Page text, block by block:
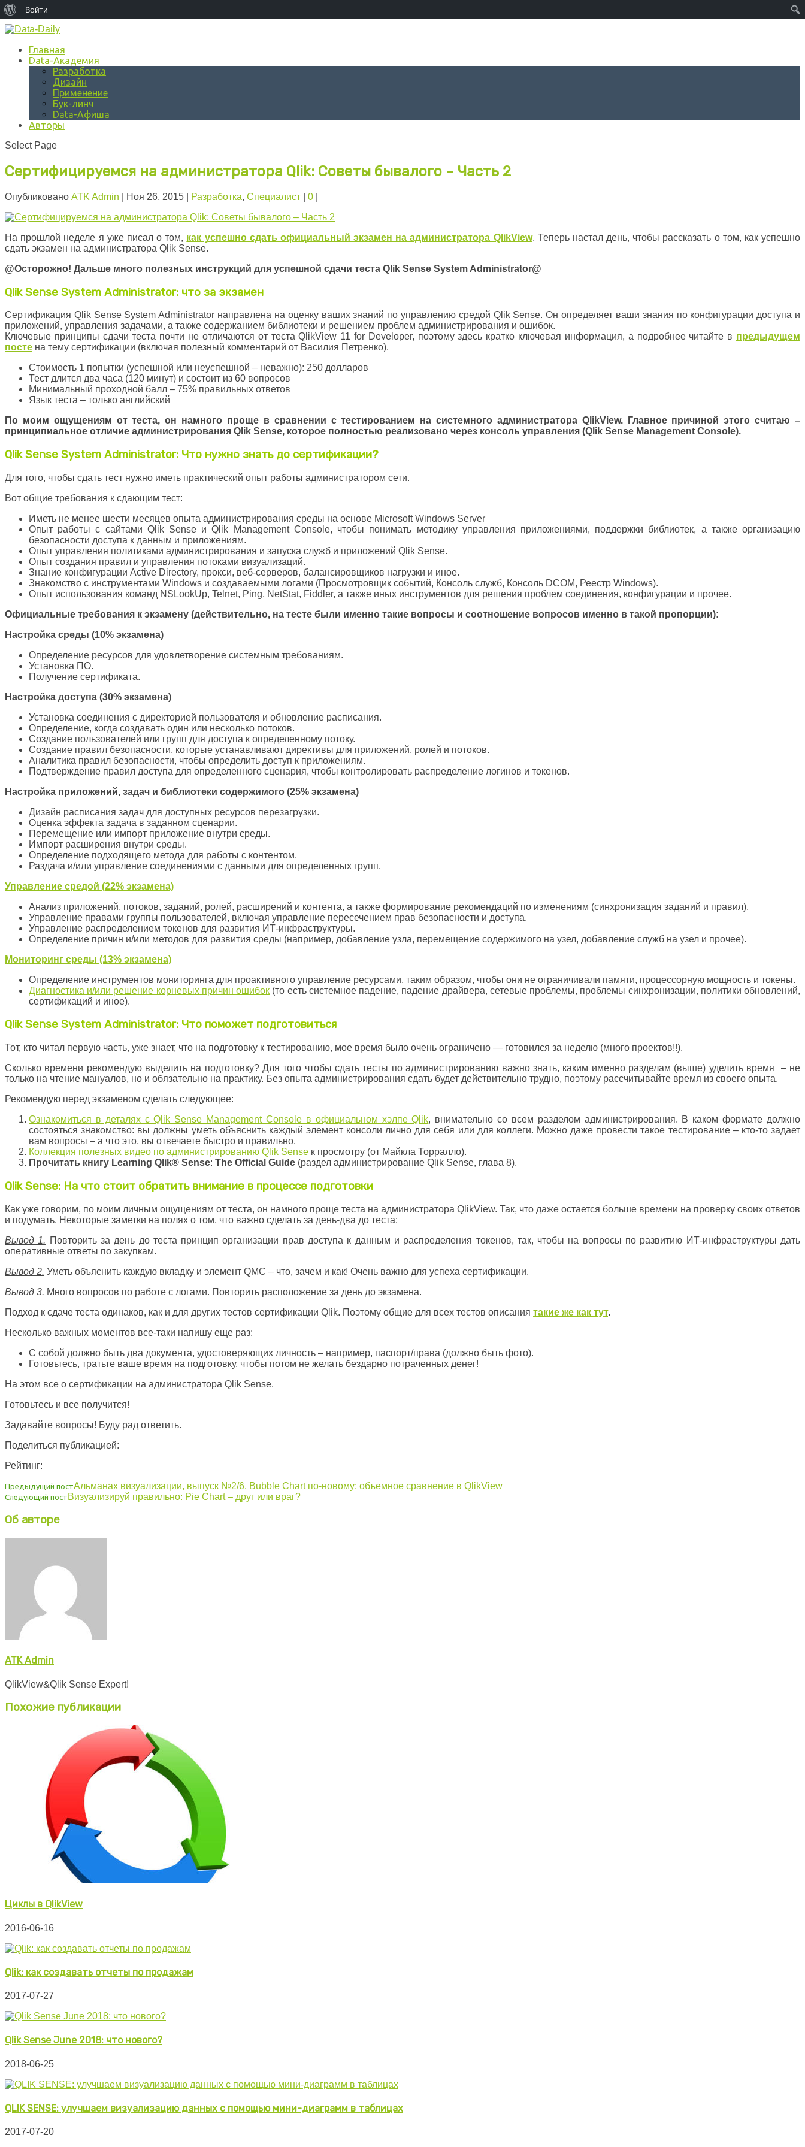
Главная
Data-Академия
Разработка
Дизайн
Применение
Бук-линч
Data-Афиша
Авторы
Select Page
Сертифицируемся на администратора Qlik: Советы бывалого – Часть 2
Опубликовано ATK Admin Ноя 26, 2015 Разработка, Специалист 0
На прошлой неделе я уже писал о том, как успешно сдать официальный экзамен на администратора QlikView. Теперь настал день, чтобы рассказать о том, как успешно
сдать экзамен на администратора Qlik Sense.
@Осторожно! Дальше много полезных инструкций для успешной сдачи теста Qlik Sense System Administrator@
Qlik Sense System Administrator: что за экзамен
Сертификация Qlik Sense System Administrator направлена на оценку ваших знаний по управлению средой Qlik Sense. Он определяет ваши знания по конфигурации доступа и
приложений, управления задачами, а также содержанием библиотеки и решением проблем администрирования и ошибок.
Ключевые принципы сдачи теста почти не отличаются от теста QlikView 11 for Developer, поэтому здесь кратко ключевая информация, а подробнее читайте в предыдущем
посте на тему сертификации (включая полезный комментарий от Василия Петренко).
Стоимость 1 попытки (успешной или неуспешной – неважно): 250 долларов
Тест длится два часа (120 минут) и состоит из 60 вопросов
Минимальный проходной балл – 75% правильных ответов
Язык теста – только английский
По моим ощущениям от теста, он намного проще в сравнении с тестированием на системного администратора QlikView. Главное причиной этого считаю –
принципиальное отличие администрирования Qlik Sense, которое полностью реализовано через консоль управления (Qlik Sense Management Console).
Qlik Sense System Administrator: Что нужно знать до сертификации?
Для того, чтобы сдать тест нужно иметь практический опыт работы администратором сети.
Вот общие требования к сдающим тест:
Иметь не менее шести месяцев опыта администрирования среды на основе Microsoft Windows Server
Опыт работы с сайтами Qlik Sense и Qlik Management Console, чтобы понимать методику управления приложениями, поддержки библиотек, а также организацию
безопасности доступа к данным и приложениям.
Опыт управления политиками администрирования и запуска служб и приложений Qlik Sense.
Опыт создания правил и управления потоками визуализаций.
Знание конфигурации Active Directory, прокси, веб-серверов, балансировщиков нагрузки и иное.
Знакомство с инструментами Windows и создаваемыми логами (Просмотровщик событий, Консоль служб, Консоль DCOM, Реестр Windows).
Опыт использования команд NSLookUp, Telnet, Ping, NetStat, Fiddler, а также иных инструментов для решения проблем соединения, конфигурации и прочее.
Официальные требования к экзамену (действительно, на тесте были именно такие вопросы и соотношение вопросов именно в такой пропорции):
Настройка среды (10% экзамена)
Определение ресурсов для удовлетворение системным требованиям.
Установка ПО.
Получение сертификата.
Настройка доступа (30% экзамена)
Установка соединения с директорией пользователя и обновление расписания.
Определение, когда создавать один или несколько потоков.
Создание пользователей или групп для доступа к определенному потоку.
Создание правил безопасности, которые устанавливают директивы для приложений, ролей и потоков.
Аналитика правил безопасности, чтобы определить доступ к приложениям.
Подтверждение правил доступа для определенного сценария, чтобы контролировать распределение логинов и токенов.
Настройка приложений, задач и библиотеки содержимого (25% экзамена)
Дизайн расписания задач для доступных ресурсов перезагрузки.
Оценка эффекта задача в заданном сценарии.
Перемещение или импорт приложение внутри среды.
Импорт расширения внутри среды.
Определение подходящего метода для работы с контентом.
Раздача и/или управление соединениями с данными для определенных групп.
Управление средой (22% экзамена)
Анализ приложений, потоков, заданий, ролей, расширений и контента, а также формирование рекомендаций по изменениям (синхронизация заданий и правил).
Управление правами группы пользователей, включая управление пересечением прав безопасности и доступа.
Управление распределением токенов для развития ИТ-инфраструктуры.
Определение причин и/или методов для развития среды (например, добавление узла, перемещение содержимого на узел, добавление служб на узел и прочее).
Мониторинг среды (13% экзамена)
Определение инструментов мониторинга для проактивного управление ресурсами, таким образом, чтобы они не ограничивали памяти, процессорную мощность и токены.
Диагностика и/или решение корневых причин ошибок (то есть системное падение, падение драйвера, сетевые проблемы, проблемы синхронизации, политики обновлений,
сертификаций и иное).
Qlik Sense System Administrator: Что поможет подготовиться
Тот, кто читал первую часть, уже знает, что на подготовку к тестированию, мое время было очень ограничено — готовился за неделю (много проектов!!).
Сколько времени рекомендую выделить на подготовку? Для того чтобы сдать тесты по администрированию важно знать, каким именно разделам (выше) уделить время – не
только на чтение мануалов, но и обязательно на практику. Без опыта администрирования сдать будет действительно трудно, поэтому рассчитывайте время из своего опыта.
Рекомендую перед экзаменом сделать следующее:
Ознакомиться в деталях с Qlik Sense Management Console в официальном хэлпе Qlik, внимательно со всем разделом администрирования. В каком формате должно
состояться знакомство: вы должны уметь объяснить каждый элемент консоли лично для себя или для коллеги. Можно даже провести такое тестирование – кто-то задает
вам вопросы – а что это, вы отвечаете быстро и правильно.
Коллекция полезных видео по администрированию Qlik Sense к просмотру (от Майкла Торралло).
Прочитать книгу Learning Qlik® Sense: The Official Guide (раздел администрирование Qlik Sense, глава 8).
Qlik Sense: На что стоит обратить внимание в процессе подготовки
Как уже говорим, по моим личным ощущениям от теста, он намного проще теста на администратора QlikView. Так, что даже остается больше времени на проверку своих ответов
и подумать. Некоторые заметки на полях о том, что важно сделать за день-два до теста:
Вывод 1. Повторить за день до теста принцип организации прав доступа к данным и распределения токенов, так, чтобы на вопросы по развитию ИТ-инфраструктуры дать
оперативные ответы по закупкам.
Вывод 2. Уметь объяснить каждую вкладку и элемент QMC – что, зачем и как! Очень важно для успеха сертификации.
Вывод 3. Много вопросов по работе с логами. Повторить расположение за день до экзамена.
Подход к сдаче теста одинаков, как и для других тестов сертификации Qlik. Поэтому общие для всех тестов описания такие же как тут.
Несколько важных моментов все-таки напишу еще раз:
С собой должно быть два документа, удостоверяющих личность – например, паспорт/права (должно быть фото).
Готовьтесь, тратьте ваше время на подготовку, чтобы потом не желать бездарно потраченных денег!
На этом все о сертификации на администратора Qlik Sense.
Готовьтесь и все получится!
Задавайте вопросы! Буду рад ответить.
Поделиться публикацией:
Рейтинг:
Предыдущий постАльманах визуализации, выпуск №2/6. Bubble Chart по-новому: объемное сравнение в QlikView
Следующий пост Визуализируй правильно: Pie Chart – друг или враг?
Об авторе
ATK Admin
QlikView&Qlik Sense Expert!
Похожие публикации
Циклы в QlikView
2016-06-16
Qlik: как создавать отчеты по продажам
2017-07-27
Qlik Sense June 2018: что нового?
2018-06-25
QLIK SENSE: улучшаем визуализацию данных с помощью мини-диаграмм в таблицах
2017-07-20
WordPress
Войти